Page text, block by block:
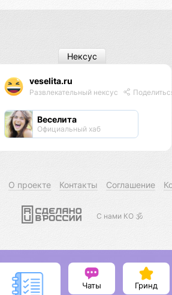
veselita.ru
Развлекательный нексус Поделиться
Веселита
Официальный хаб
Нексус
О проекте Контакты Соглашение
С нами КО 🕉️
Чаты Гринд